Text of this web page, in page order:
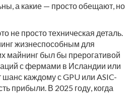
а какие — просто обещают, но
не просто техническая деталь.
жизнеспособным для
майнинг был бы прерогативой
с фермами в Исландии или
каждому с GPU или ASIC-
прибыли. В 2025 году, когда